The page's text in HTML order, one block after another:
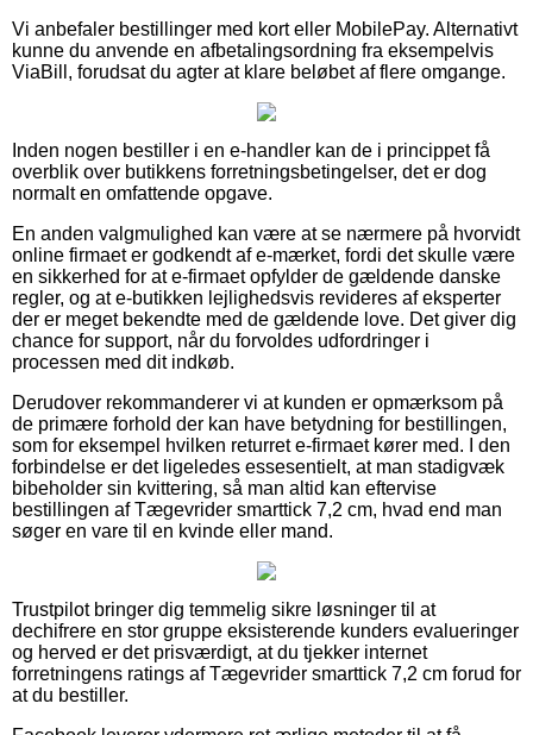
Vi anbefaler bestillinger med kort eller MobilePay. Alternativt
kunne du anvende en afbetalingsordning fra eksempelvis
ViaBill, forudsat du agter at klare beløbet af flere omgange.
Inden nogen bestiller i en e-handler kan de i princippet få
overblik over butikkens forretningsbetingelser, det er dog
normalt en omfattende opgave.
En anden valgmulighed kan være at se nærmere på hvorvidt
online firmaet er godkendt af e-mærket, fordi det skulle være
en sikkerhed for at e-firmaet opfylder de gældende danske
regler, og at e-butikken lejlighedsvis revideres af eksperter
der er meget bekendte med de gældende love. Det giver dig
chance for support, når du forvoldes udfordringer i
processen med dit indkøb.
Derudover rekommanderer vi at kunden er opmærksom på
de primære forhold der kan have betydning for bestillingen,
som for eksempel hvilken returret e-firmaet kører med. I den
forbindelse er det ligeledes essesentielt, at man stadigvæk
bibeholder sin kvittering, så man altid kan eftervise
bestillingen af Tægevrider smarttick 7,2 cm, hvad end man
søger en vare til en kvinde eller mand.
Trustpilot bringer dig temmelig sikre løsninger til at
dechifrere en stor gruppe eksisterende kunders evalueringer
og herved er det prisværdigt, at du tjekker internet
forretningens ratings af Tægevrider smarttick 7,2 cm forud for
at du bestiller.